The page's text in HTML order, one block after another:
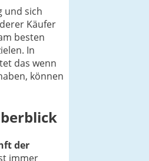
und sich
Käufer
besten
In
das wenn
können
der
immer